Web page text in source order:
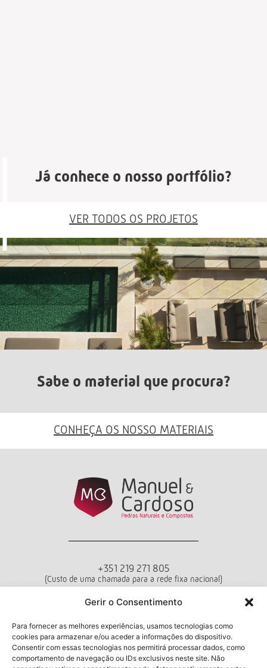
Gerir o Consentimento
Para fornecer as melhores experiências, usamos tecnologias como
cookies para armazenar e/ou aceder a informações do dispositivo.
Consentir com essas tecnologias nos permitirá processar dados, como
comportamento de navegação ou IDs exclusivos neste site. Não
Já conhece o nosso portfólio?
VER TODOS OS PROJETOS
Sabe o material que procura?
CONHEÇA OS NOSSO MATERIAIS
+351 219 271 805
(Custo de uma chamada para a rede fixa nacional)
Departamento de Vendas
Seg - Sex das 10h00 às 18h00
Termos e Condições Política de Privacidade Livro de Reclamações